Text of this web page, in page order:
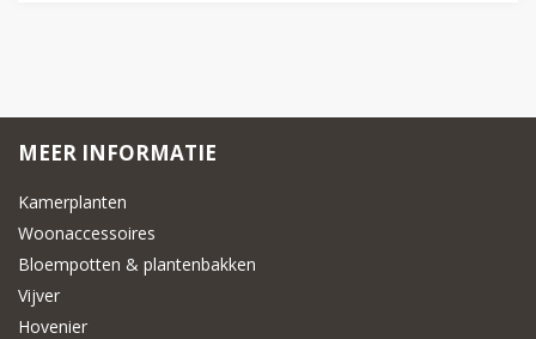
MEER INFORMATIE
Kamerplanten
Woonaccessoires
Bloempotten & plantenbakken
Vijver
Hovenier